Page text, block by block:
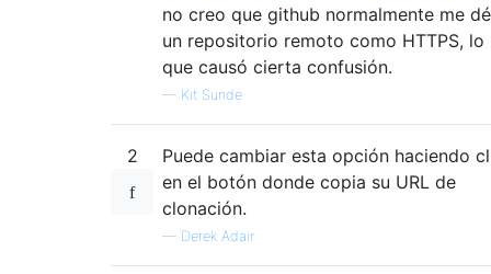
no creo que github normalmente me dé
un repositorio remoto como HTTPS, lo
que causó cierta confusión.
— Kit Sunde
2
Puede cambiar esta opción haciendo
en el botón donde copia su URL de
clonación.
— Derek Adair